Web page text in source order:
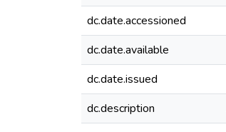
dc.date.accessioned
dc.date.available
dc.date.issued
dc.description